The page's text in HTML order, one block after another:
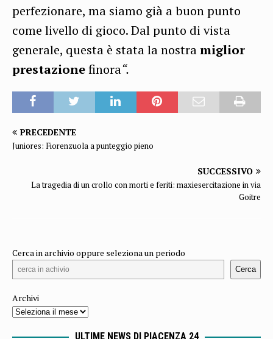
perfezionare, ma siamo già a buon punto
come livello di gioco. Dal punto di vista
generale, questa è stata la nostramiglior
prestazionefinora“.
PRECEDENTE
Juniores: Fiorenzuola a punteggio pieno
SUCCESSIVO
La tragedia di un crollo con morti e feriti: maxiesercitazione in via
Goitre
Cerca in archivio oppure seleziona un periodo
Cerca
Archivi
ULTIME NEWS DI PIACENZA 24